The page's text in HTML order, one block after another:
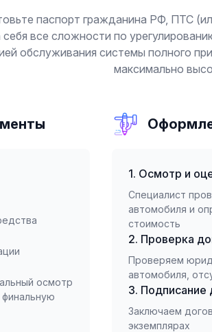
паспорт гражданина РФ, ПТС
все сложности по
обслуживания системы полного
максимально
осмотр
1. Осмотр и
Специалист
автомобиля и
стоимость
2. Проверка
Проверяем
автомобиля,
3. Подписание
Заключаем
экземплярах